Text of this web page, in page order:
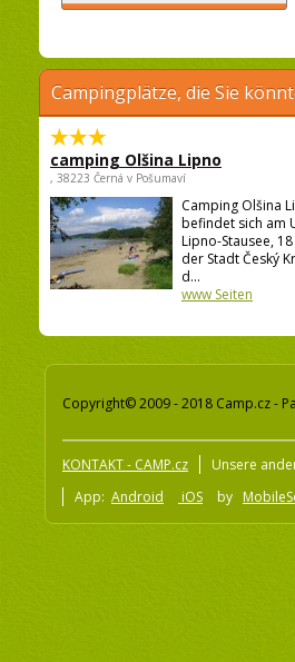
Campingplätze, die Sie
camping Olšina Lipno
, 38223 Černá v Pošumaví
Camping Olšina
befindet sich am
Lipno-Stausee,
der Stadt Český
d...
www Seiten
Copyright© 2009 - 2018 Camp.cz -
KONTAKT - CAMP.cz Unsere
App: Android iOS by